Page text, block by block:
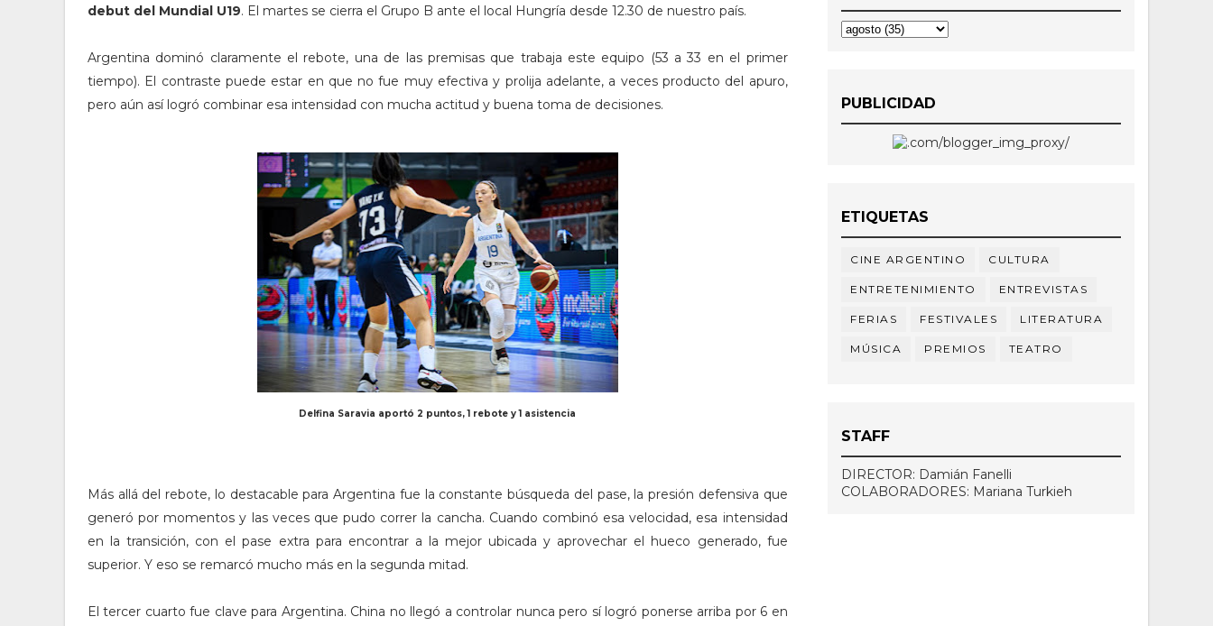
debut del Mundial U19. El martes se cierra el Grupo B ante el local Hungría desde 12.30 de nuestro país.
Argentina dominó claramente el rebote, una de las premisas que trabaja este equipo (53 a 33 en el primer
tiempo). El contraste puede estar en que no fue muy efectiva y prolija adelante, a veces producto del apuro,
pero aún así logró combinar esa intensidad con mucha actitud y buena toma de decisiones.
Delfina Saravia aportó 2 puntos, 1 rebote y 1 asistencia
Más allá del rebote, lo destacable para Argentina fue la constante búsqueda del pase, la presión defensiva que
generó por momentos y las veces que pudo correr la cancha. Cuando combinó esa velocidad, esa intensidad
en la transición, con el pase extra para encontrar a la mejor ubicada y aprovechar el hueco generado, fue
superior. Y eso se remarcó mucho más en la segunda mitad.
El tercer cuarto fue clave para Argentina. China no llegó a controlar nunca pero sí logró ponerse arriba por 6 en
PUBLICIDAD
ETIQUETAS
CINE ARGENTINO CULTURA
ENTRETENIMIENTO ENTREVISTAS
FERIAS FESTIVALES LITERATURA
MÚSICA PREMIOS TEATRO
STAFF
DIRECTOR: Damián Fanelli
COLABORADORES: Mariana Turkieh